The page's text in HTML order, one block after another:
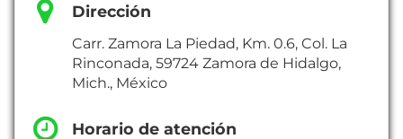
Dirección
Carr. Zamora La Piedad, Km. 0.6, Col. La
Rinconada, 59724 Zamora de Hidalgo,
Mich., México
Horario de atención